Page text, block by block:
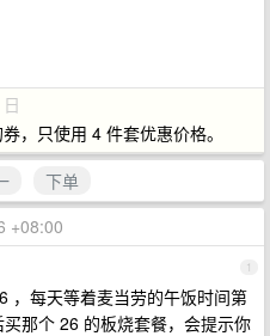
，只使用 4 件套优惠价格。
下单
+08:00
1
，每天等着麦当劳的午饭时间第
那个 26 的板烧套餐，会提示你